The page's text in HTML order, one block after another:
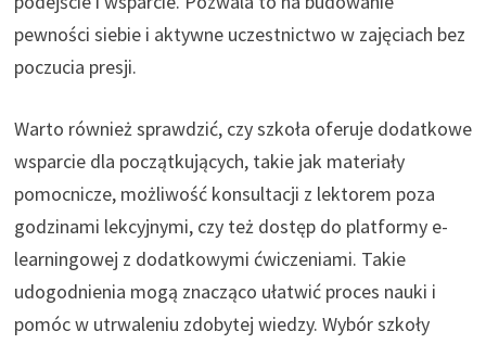
pewności siebie i aktywne uczestnictwo w zajęciach bez
poczucia presji.
Warto również sprawdzić, czy szkoła oferuje dodatkowe
wsparcie dla początkujących, takie jak materiały
pomocnicze, możliwość konsultacji z lektorem poza
godzinami lekcyjnymi, czy też dostęp do platformy e-
learningowej z dodatkowymi ćwiczeniami. Takie
udogodnienia mogą znacząco ułatwić proces nauki i
pomóc w utrwaleniu zdobytej wiedzy. Wybór szkoły